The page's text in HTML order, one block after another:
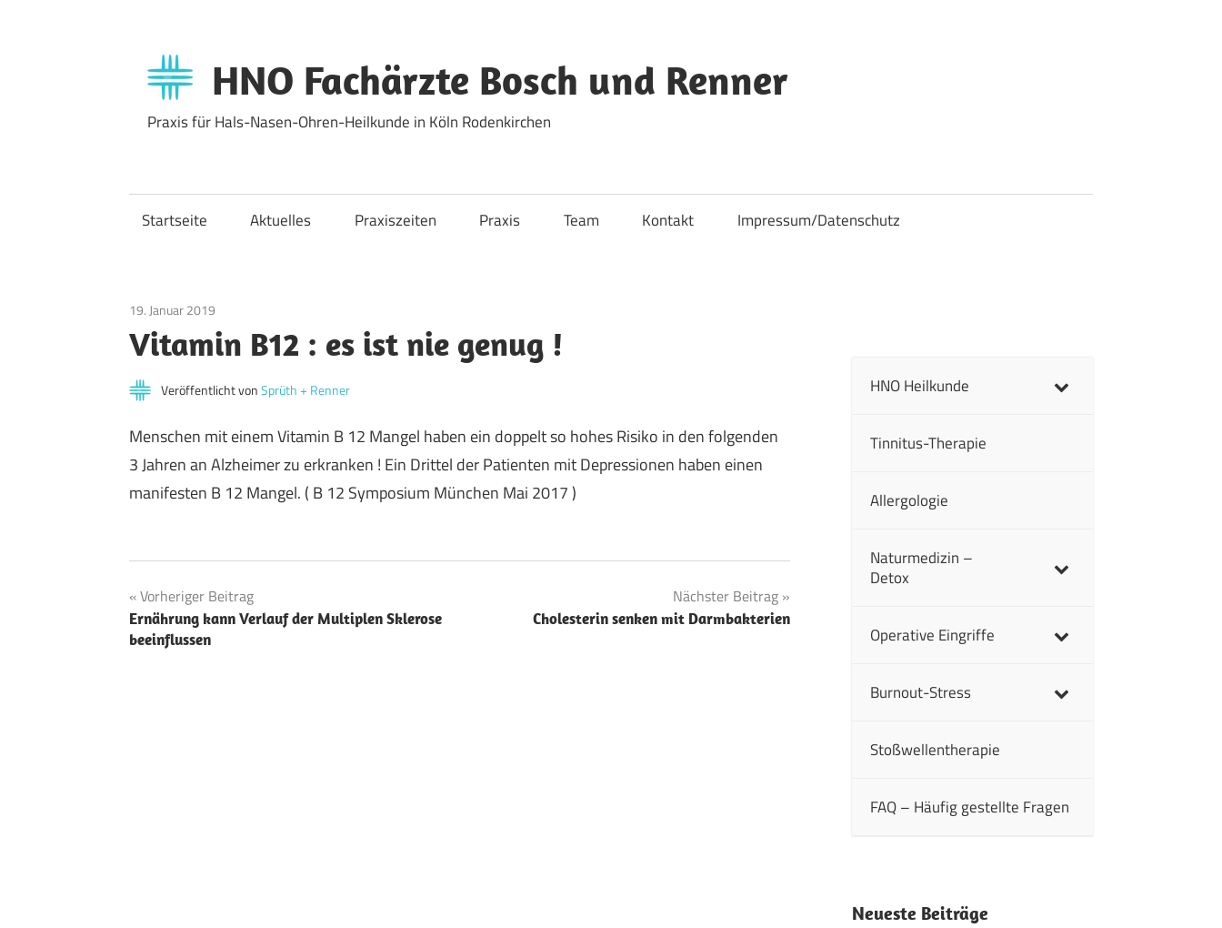
springen
HNO Fachärzte Bosch und Renner
Praxis für Hals-Nasen-Ohren-Heilkunde in Köln Rodenkirchen
Startseite Aktuelles Praxiszeiten Praxis Team Kontakt Impressum/Datenschutz
19. Januar 2019
Vitamin B12 : es ist nie genug !
Veröffentlicht vonSprüth + Renner
Menschen mit einem Vitamin B 12 Mangel haben ein doppelt so hohes Risiko in den folgenden
3 Jahren an Alzheimer zu erkranken ! Ein Drittel der Patienten mit Depressionen haben einen
manifesten B 12 Mangel. ( B 12 Symposium München Mai 2017 )
Beitragsnavigation
Vorheriger Beitrag
Ernährung kann Verlauf der Multiplen Sklerose
beeinflussen
Nächster Beitrag
Cholesterin senken mit Darmbakterien
HNO Heilkunde
Tinnitus-Therapie
Allergologie
Naturmedizin –
Detox
Operative Eingriffe
Burnout-Stress
Stoßwellentherapie
FAQ – Häufig gestellte Fragen
Neueste Beiträge